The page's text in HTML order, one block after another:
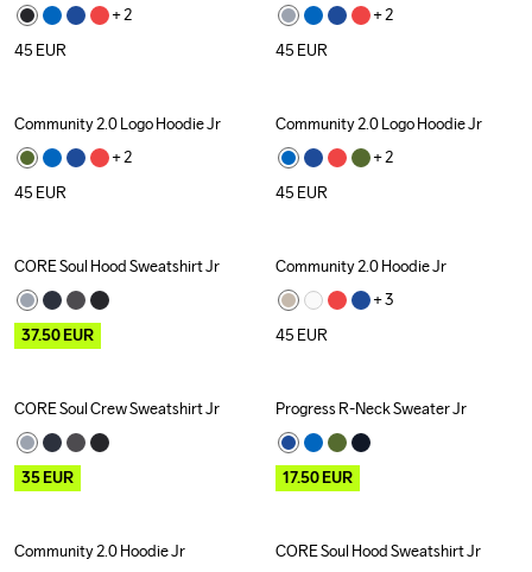
+ 2
45 EUR
+ 2
45 EUR
Community 2.0 Logo Hoodie Jr
+ 2
45 EUR
Community 2.0 Logo Hoodie Jr
+ 2
45 EUR
Outlet
CORE Soul Hood Sweatshirt Jr
37.50EUR
Community 2.0 Hoodie Jr
+ 3
45 EUR
Outlet
CORE Soul Crew Sweatshirt Jr
35EUR
Outlet
Progress R-Neck Sweater Jr
17.50EUR
Community 2.0 Hoodie Jr
Outlet
CORE Soul Hood Sweatshirt Jr